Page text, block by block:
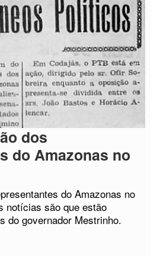
dos
do Amazonas no
do Amazonas no
notícias são que estão
do governador Mestrinho.